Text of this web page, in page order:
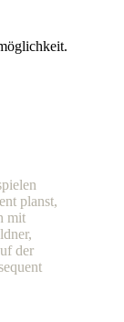
planst,
mit
der